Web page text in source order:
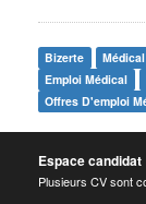
Bizerte
Emploi Médical
Offres D'emploi
Espace candidat
Plusieurs CV sont